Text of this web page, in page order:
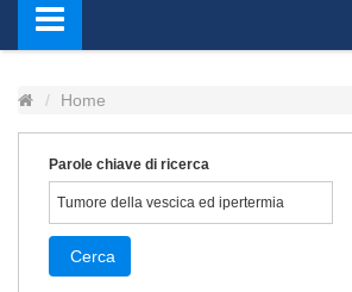
Home
Parole chiave di ricerca
Cerca